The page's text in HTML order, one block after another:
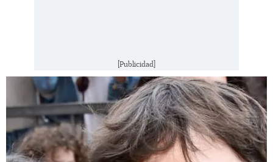
[Publicidad]